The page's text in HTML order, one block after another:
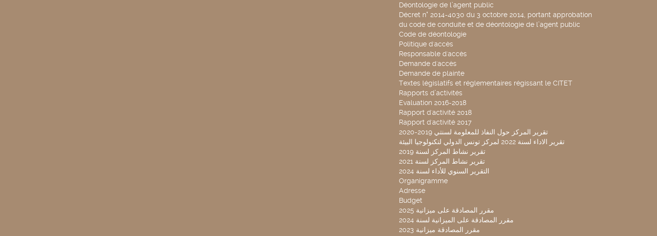
Déontologie de l’agent public
Décret n° 2014-4030 du 3 octobre 2014, portant approbation
du code de conduite et de déontologie de l’agent public
Code de déontologie
Politique d'accès
Responsable d'accès
Demande d'accès
Demande de plainte
Textes législatifs et réglementaires régissant le CITET
Rapports d’activités
Evaluation 2016-2018
Rapport d'activité 2018
Rapport d'activité 2017
تقرير المركز حول النفاذ للمعلومة لسنتي 2019-2020
تقرير الاداء لسنة 2022 لمركز تونس الدولي لتكنولوجيا البيئة
تقرير نشاط المركز لسنة 2019
تقرير نشاط المركز لسنة 2021
التقرير السنوي للأداء لسنة 2024
Organigramme
Adresse
Budget
2025 مقرر المصادقة على ميزانية
مقرر المصادقة على الميزانية لسنة 2024
مقرر المصادقة ميزانية 2023